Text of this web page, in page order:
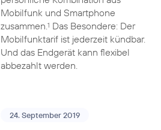
Mobilfunk und Smartphone
zusammen.1 Das Besondere: Der
Mobilfunktarif ist jederzeit kündbar.
Und das Endgerät kann flexibel
abbezahlt werden.
24. September 2019